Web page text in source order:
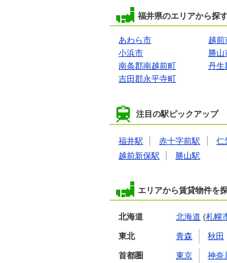
福井県のエリアから探
あわら市 越前
小浜市
勝山
南条郡南越前町
丹生
吉田郡永平寺町
注目の駅ピックアップ
福井駅 赤十字前駅 仁
越前新保駅
勝山駅
エリアから賃貸物件を
北海道 北海道 (札幌
東北 青森 秋田
首都圏 東京 神奈